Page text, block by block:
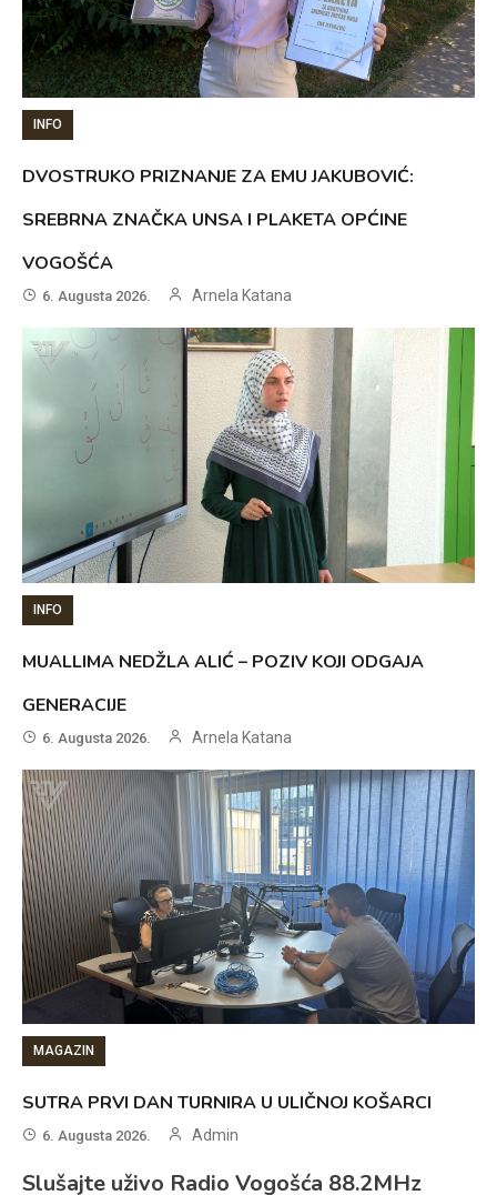
INFO
DVOSTRUKO PRIZNANJE ZA EMU JAKUBOVIĆ:
SREBRNA ZNAČKA UNSA I PLAKETA OPĆINE
VOGOŠĆA
6. Augusta 2026. Arnela Katana
INFO
MUALLIMA NEDŽLA ALIĆ – POZIV KOJI ODGAJA
GENERACIJE
6. Augusta 2026. Arnela Katana
MAGAZIN
SUTRA PRVI DAN TURNIRA U ULIČNOJ KOŠARCI
6. Augusta 2026. Admin
Slušajte uživo Radio Vogošća 88.2MHz